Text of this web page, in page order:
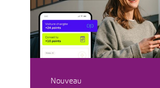
Nouveau